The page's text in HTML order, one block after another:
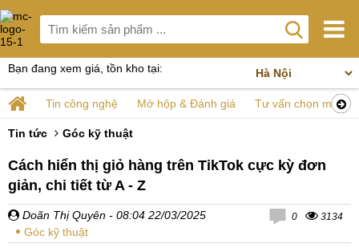
Bạn đang xem giá, tồn kho tại:
Tin công nghệ Mở hộp & Đánh giá Tư vấn chọn mua
Tin tức Góc kỹ thuật
Cách hiển thị giỏ hàng trên TikTok cực kỳ đơn
giản, chi tiết từ A - Z
Doãn Thị Quyên - 08:04 22/03/2025
Góc kỹ thuật
0 3134